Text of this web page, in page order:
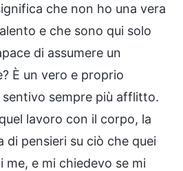
che non ho una vera
e che sono qui solo
di assumere un
È un vero e proprio
sentivo sempre più afflitto.
lavoro con il corpo, la
di pensieri su ciò che quei
e mi chiedevo se mi